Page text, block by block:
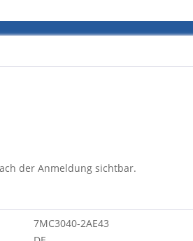
der Anmeldung sichtbar.
7MC3040-2AE43